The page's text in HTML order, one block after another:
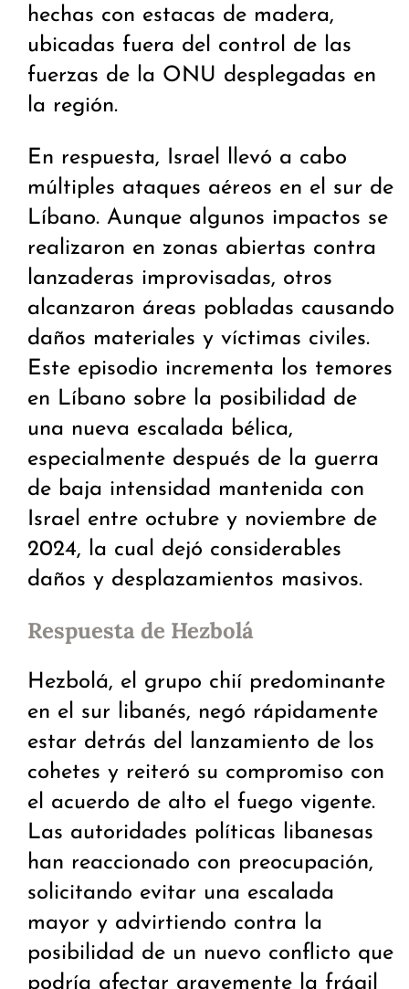
hechas con estacas de madera,
ubicadas fuera del control de las
fuerzas de la ONU desplegadas en
la región.
En respuesta, Israel llevó a cabo
múltiples ataques aéreos en el sur de
Líbano. Aunque algunos impactos se
realizaron en zonas abiertas contra
lanzaderas improvisadas, otros
alcanzaron áreas pobladas causando
daños materiales y víctimas civiles.
Este episodio incrementa los temores
en Líbano sobre la posibilidad de
una nueva escalada bélica,
especialmente después de la guerra
de baja intensidad mantenida con
Israel entre octubre y noviembre de
2024, la cual dejó considerables
daños y desplazamientos masivos.
Respuesta de Hezbolá
Hezbolá, el grupo chií predominante
en el sur libanés, negó rápidamente
estar detrás del lanzamiento de los
cohetes y reiteró su compromiso con
el acuerdo de alto el fuego vigente.
Las autoridades políticas libanesas
han reaccionado con preocupación,
solicitando evitar una escalada
mayor y advirtiendo contra la
posibilidad de un nuevo conflicto que
podría afectar gravemente la frágil